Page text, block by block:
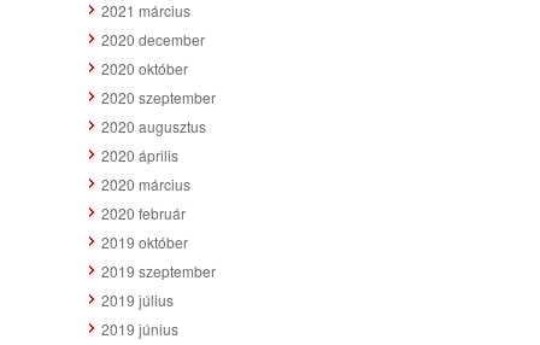
2021 március
2020 december
2020 október
2020 szeptember
2020 augusztus
2020 április
2020 március
2020 február
2019 október
2019 szeptember
2019 július
2019 június